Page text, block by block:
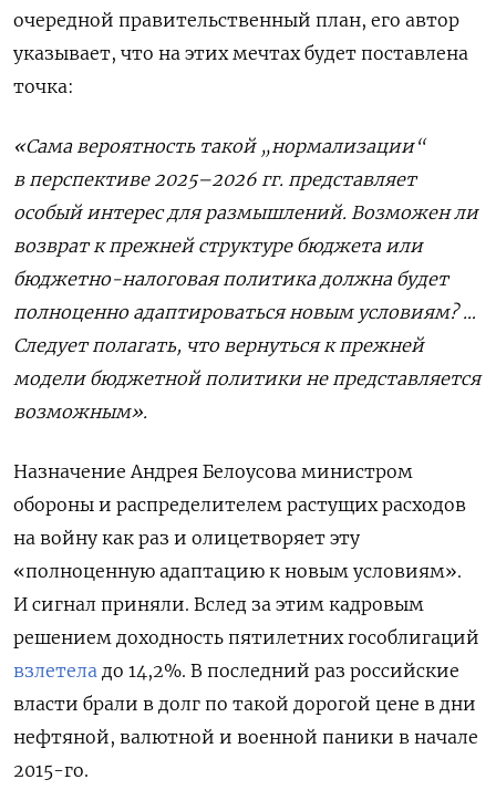
очередной правительственный план, его автор
указывает, что на этих мечтах будет поставлена
точка:
«Сама вероятность такой „нормализации“
в перспективе 2025–2026 гг. представляет
особый интерес для размышлений. Возможен ли
возврат к прежней структуре бюджета или
бюджетно-налоговая политика должна будет
полноценно адаптироваться новым условиям? …
Следует полагать, что вернуться к прежней
модели бюджетной политики не представляется
возможным».
Назначение Андрея Белоусова министром
обороны и распределителем растущих расходов
на войну как раз и олицетворяет эту
«полноценную адаптацию к новым условиям».
И сигнал приняли. Вслед за этим кадровым
решением доходность пятилетних гособлигаций
взлетела до 14,2%. В последний раз российские
власти брали в долг по такой дорогой цене в дни
нефтяной, валютной и военной паники в начале
2015-го.